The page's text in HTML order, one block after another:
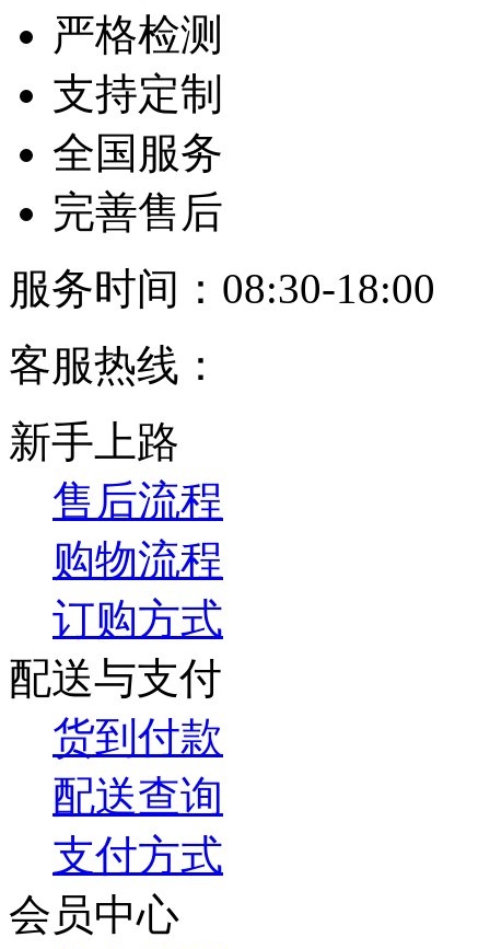
严格检测
支持定制
全国服务
完善售后
服务时间：08:30-18:00
客服热线：
新手上路
售后流程
购物流程
订购方式
配送与支付
货到付款
配送查询
支付方式
会员中心